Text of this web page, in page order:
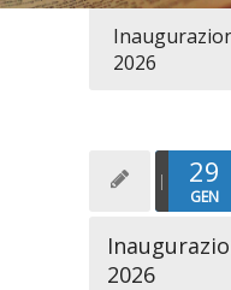
2026
29
GEN
2026